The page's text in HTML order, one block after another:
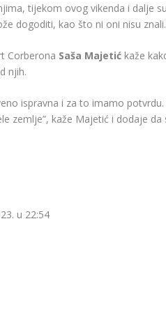
tijekom ovog vikenda i dalje
dogoditi, kao što ni oni nisu znali.
Corberona Saša Majetić kaže
njih.
ispravna i za to imamo
zemlje”, kaže Majetić i dodaje
u 22:54